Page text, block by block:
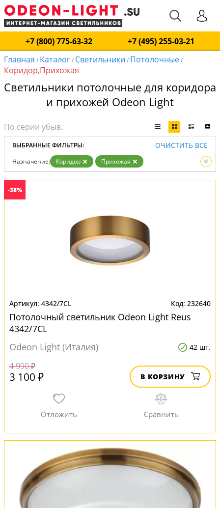
+7 (800) 775-63-32
+7 (495) 255-03-21
Главная / Каталог/ Светильники / Потолочные/
Коридор,Прихожая
Светильники потолочные для коридора
и прихожей Odeon Light
ВЫБРАННЫЕ ФИЛЬТРЫ: ОЧИСТИТЬ ВСЕ
Назначение: Коридор
Прихожая
Тип:
Потолочные Вид:
Светильники
-38%
4342/7CL 232640
Потолочный светильник Odeon Light Reus
4342/7CL
Odeon Light (Италия)
42 шт.
4 990 ₽
3 100 ₽ В КОРЗИНУ